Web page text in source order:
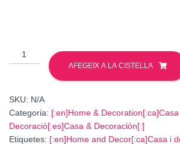
quantitat
de
Canastrons
AFEGEIX A LA CISTELLA
SKU: N/A
Categoria: [:en]Home &
Decoració[:es]Casa & Decoración[:]
Etiquetes: [:en]Home and Decor[:ca]Casa i